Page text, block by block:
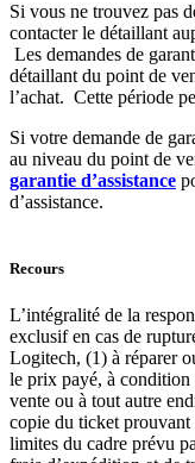
Si vous ne trouvez pas
contacter le détaillant
Les demandes de
détaillant du point de
l’achat. Cette période
Si votre demande de
au niveau du point de
garantie d’assistance
d’assistance.
Recours
L’intégralité de la
exclusif en cas de
Logitech, (1) à réparer
le prix payé, à condition
vente ou à tout autre
copie du ticket prouvant
limites du cadre prévu